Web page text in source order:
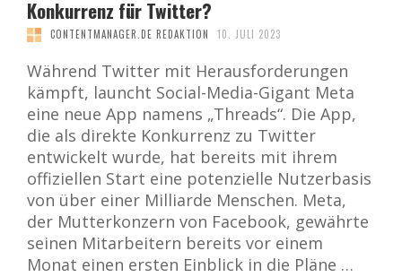
Konkurrenz für Twitter?
CONTENTMANAGER.DE REDAKTION 10. JULI 2023
Während Twitter mit Herausforderungen
kämpft, launcht Social-Media-Gigant Meta
eine neue App namens „Threads“. Die App,
die als direkte Konkurrenz zu Twitter
entwickelt wurde, hat bereits mit ihrem
offiziellen Start eine potenzielle Nutzerbasis
von über einer Milliarde Menschen. Meta,
der Mutterkonzern von Facebook, gewährte
seinen Mitarbeitern bereits vor einem
Monat einen ersten Einblick in die Pläne …